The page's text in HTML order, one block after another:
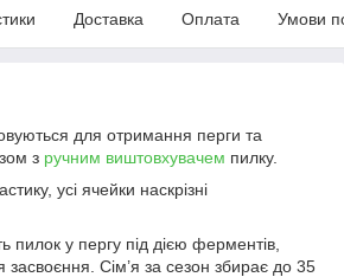
Доставка Оплата Умови
для отримання перги та
з ручним виштовхувачем пилку.
усі ячейки наскрізні
у пергу під дією ферментів,
Сім’я за сезон збирає до 35